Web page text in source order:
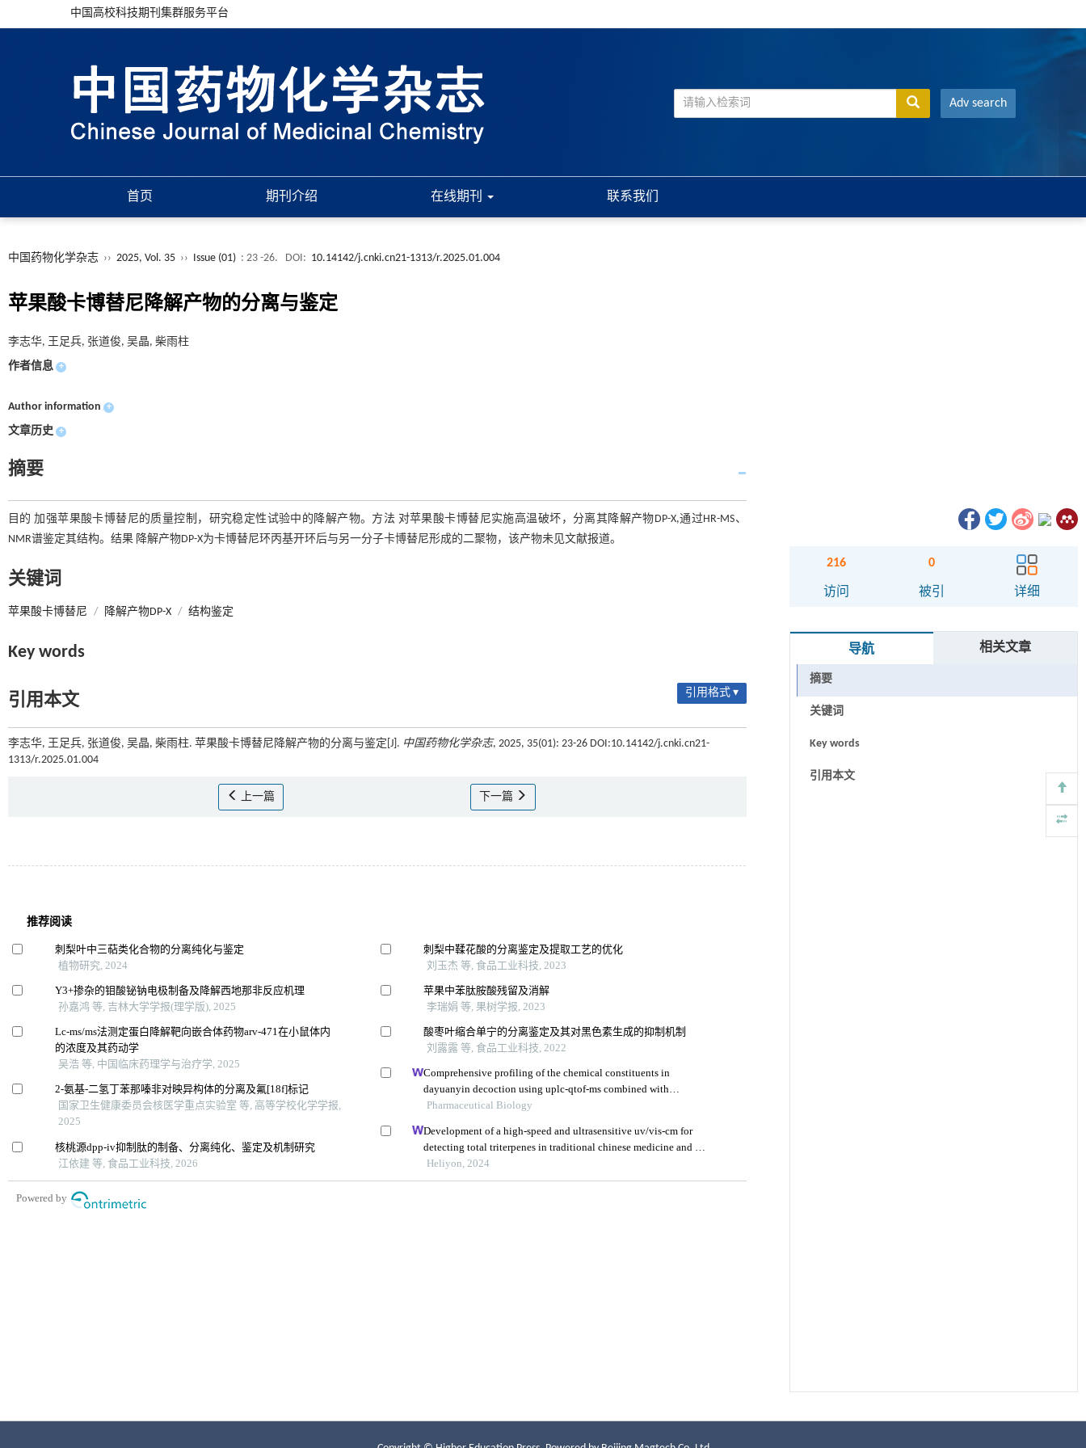
中国高校科技期刊集群服务平台
Adv search
首页 期刊介绍 在线期刊 联系我们
中国药物化学杂志 ›› 2025, Vol. 35 ›› Issue (01) : 23 -26. DOI: 10.14142/j.cnki.cn21-1313/r.2025.01.004
苹果酸卡博替尼降解产物的分离与鉴定
李志华, 王足兵, 张道俊, 吴晶, 柴雨柱
作者信息 +
Author information +
文章历史 +
摘要
目的 加强苹果酸卡博替尼的质量控制，研究稳定性试验中的降解产物。方法 对苹果酸卡博替尼实施高温破坏，分离其降解产物DP-X,通过HR-MS、
NMR谱鉴定其结构。结果 降解产物DP-X为卡博替尼环丙基开环后与另一分子卡博替尼形成的二聚物，该产物未见文献报道。
关键词
苹果酸卡博替尼 / 降解产物DP-X / 结构鉴定
Key words
引用本文 引用格式 ▾
李志华, 王足兵, 张道俊, 吴晶, 柴雨柱. 苹果酸卡博替尼降解产物的分离与鉴定[J]. 中国药物化学杂志, 2025, 35(01): 23-26 DOI:10.14142/j.cnki.cn21-
1313/r.2025.01.004
上一篇 下一篇
216
访问
0
被引 详细
导航 相关文章
摘要
关键词
Key words
引用本文